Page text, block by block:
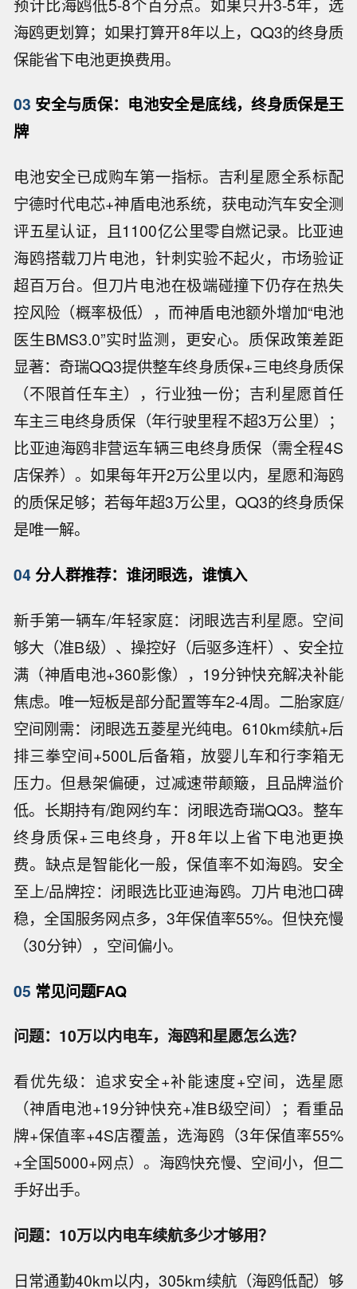
海鸥更划算；如果打算开8年以上，QQ3的终身质
保能省下电池更换费用。
03 安全与质保：电池安全是底线，终身质保是王
牌
电池安全已成购车第一指标。吉利星愿全系标配
宁德时代电芯+神盾电池系统，获电动汽车安全测
评五星认证，且1100亿公里零自燃记录。比亚迪
海鸥搭载刀片电池，针刺实验不起火，市场验证
超百万台。但刀片电池在极端碰撞下仍存在热失
控风险（概率极低），而神盾电池额外增加“电池
医生BMS3.0”实时监测，更安心。质保政策差距
显著：奇瑞QQ3提供整车终身质保+三电终身质保
（不限首任车主），行业独一份；吉利星愿首任
车主三电终身质保（年行驶里程不超3万公里）；
比亚迪海鸥非营运车辆三电终身质保（需全程4S
店保养）。如果每年开2万公里以内，星愿和海鸥
的质保足够；若每年超3万公里，QQ3的终身质保
是唯一解。
04 分人群推荐：谁闭眼选，谁慎入
新手第一辆车/年轻家庭：闭眼选吉利星愿。空间
够大（准B级）、操控好（后驱多连杆）、安全拉
满（神盾电池+360影像），19分钟快充解决补能
焦虑。唯一短板是部分配置等车2-4周。二胎家庭/
空间刚需：闭眼选五菱星光纯电。610km续航+后
排三拳空间+500L后备箱，放婴儿车和行李箱无
压力。但悬架偏硬，过减速带颠簸，且品牌溢价
低。长期持有/跑网约车：闭眼选奇瑞QQ3。整车
终身质保+三电终身，开8年以上省下电池更换
费。缺点是智能化一般，保值率不如海鸥。安全
至上/品牌控：闭眼选比亚迪海鸥。刀片电池口碑
稳，全国服务网点多，3年保值率55%。但快充慢
（30分钟），空间偏小。
05 常见问题FAQ
问题：10万以内电车，海鸥和星愿怎么选？
看优先级：追求安全+补能速度+空间，选星愿
（神盾电池+19分钟快充+准B级空间）；看重品
牌+保值率+4S店覆盖，选海鸥（3年保值率55%
+全国5000+网点）。海鸥快充慢、空间小，但二
手好出手。
问题：10万以内电车续航多少才够用？
日常通勤40km以内，305km续航（海鸥低配）够